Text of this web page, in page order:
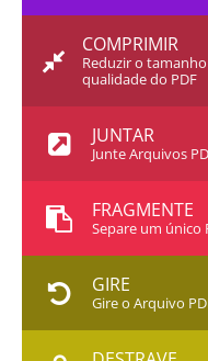
COMPRIMIR
Reduzir o
qualidade do PDF
JUNTAR
Junte Arquivos
FRAGMENTE
Separe um único
GIRE
Gire o Arquivo